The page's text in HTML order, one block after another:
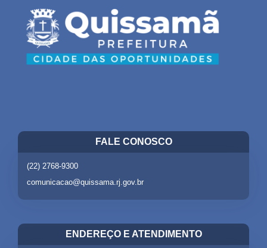
FALE CONOSCO
(22) 2768-9300
comunicacao@quissama.rj.gov.br
ENDEREÇO E ATENDIMENTO